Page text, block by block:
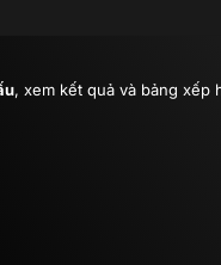
, xem kết quả và bảng xếp